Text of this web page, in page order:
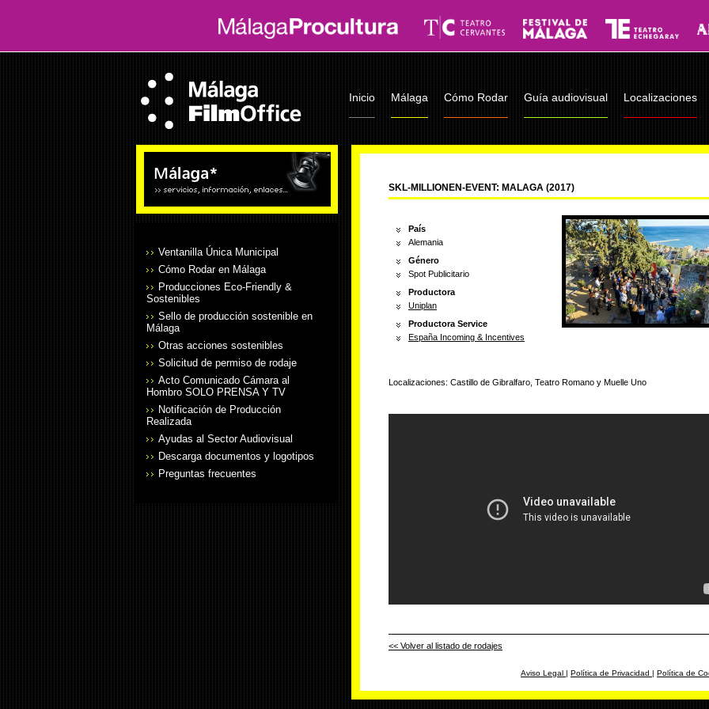
Inicio Málaga Cómo Rodar Guía audiovisual Localizaciones
Ventanilla Única Municipal
Cómo Rodar en Málaga
Producciones Eco-Friendly &
Sostenibles
Sello de producción sostenible en
Málaga
Otras acciones sostenibles
Solicitud de permiso de rodaje
Acto Comunicado Cámara al
Hombro SOLO PRENSA Y TV
Notificación de Producción
Realizada
Ayudas al Sector Audiovisual
Descarga documentos y logotipos
Preguntas frecuentes
SKL-MILLIONEN-EVENT: MALAGA (2017)
País
Alemania
Género
Spot Publicitario
Productora
Uniplan
Productora Service
España Incoming & Incentives
Localizaciones: Castillo de Gibralfaro, Teatro Romano y Muelle Uno
<< Volver al listado de rodajes
Aviso Legal | Política de Privacidad | Política de